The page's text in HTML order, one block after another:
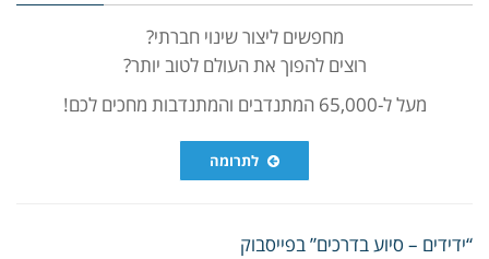
מחפשים ליצור שינוי חברתי?
רוצים להפוך את העולם לטוב יותר?
מעל ל-65,000 המתנדבים והמתנדבות מחכים לכם!
לתרומה
“ידידים – סיוע בדרכים” בפייסבוק